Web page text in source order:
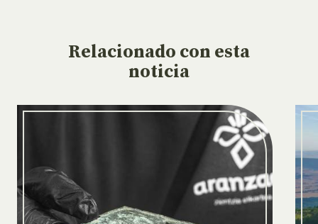
Relacionado con esta
noticia